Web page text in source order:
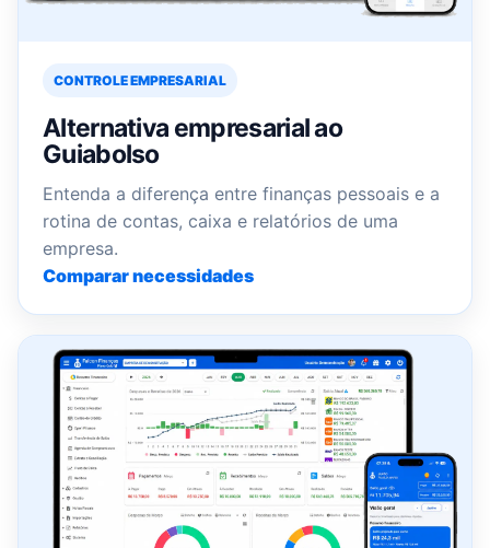
CONTROLE EMPRESARIAL
Alternativa empresarial ao
Guiabolso
Entenda a diferença entre finanças pessoais e a
rotina de contas, caixa e relatórios de uma
empresa.
Comparar necessidades